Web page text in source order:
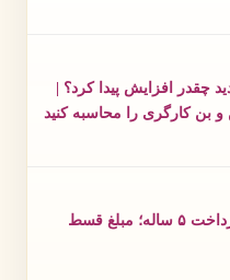
چقدر افزایش پیدا کرد؟ |
بن کارگری را محاسبه کنید
وام ۱۵۰ میلیون تومانی با بازپرداخت ۵ ساله؛ مبلغ قسط